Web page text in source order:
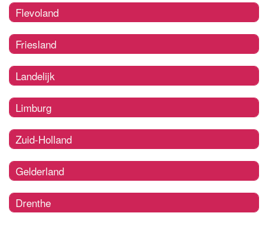
Flevoland
Friesland
Landelijk
Limburg
Zuid-Holland
Gelderland
Drenthe